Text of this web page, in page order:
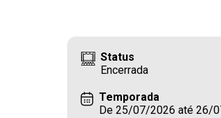
Status
Encerrada
Temporada
De 25/07/2026 até 26/